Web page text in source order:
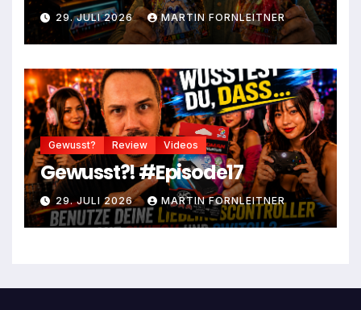
29. JULI 2026 MARTIN FORNLEITNER
Gewusst? Review Videos
Gewusst?! #Episode17
29. JULI 2026 MARTIN FORNLEITNER